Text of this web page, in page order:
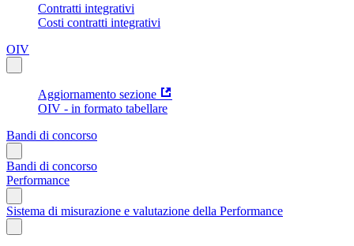
Contratti integrativi
Costi contratti integrativi
OIV
Aggiornamento sezione
OIV - in formato tabellare
Bandi di concorso
Bandi di concorso
Performance
Sistema di misurazione e valutazione della Performance